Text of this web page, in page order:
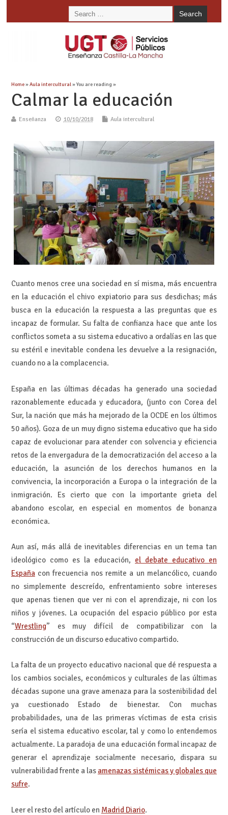
Home»Aula intercultural» You are reading »
Calmar la educación
Enseñanza 10/10/2018 Aula intercultural
Cuanto menos cree una sociedad en sí misma, más encuentra
en la educación el chivo expiatorio para sus desdichas; más
busca en la educación la respuesta a las preguntas que es
incapaz de formular. Su falta de confianza hace que ante los
conflictos someta a su sistema educativo a ordalías en las que
su estéril e inevitable condena les devuelve a la resignación,
cuando no a la complacencia.
España en las últimas décadas ha generado una sociedad
razonablemente educada y educadora, (junto con Corea del
Sur, la nación que más ha mejorado de la OCDE en los últimos
50 años). Goza de un muy digno sistema educativo que ha sido
capaz de evolucionar para atender con solvencia y eficiencia
retos de la envergadura de la democratización del acceso a la
educación, la asunción de los derechos humanos en la
convivencia, la incorporación a Europa o la integración de la
inmigración. Es cierto que con la importante grieta del
abandono escolar, en especial en momentos de bonanza
económica.
Aun así, más allá de inevitables diferencias en un tema tan
ideológico como es la educación, el debate educativo en
Españacon frecuencia nos remite a un melancólico, cuando
no simplemente descreído, enfrentamiento sobre intereses
que apenas tienen que ver ni con el aprendizaje, ni con los
niños y jóvenes. La ocupación del espacio público por esta
“Wrestling” es muy difícil de compatibilizar con la
construcción de un discurso educativo compartido.
La falta de un proyecto educativo nacional que dé respuesta a
los cambios sociales, económicos y culturales de las últimas
décadas supone una grave amenaza para la sostenibilidad del
ya cuestionado Estado de bienestar. Con muchas
probabilidades, una de las primeras víctimas de esta crisis
sería el sistema educativo escolar, tal y como lo entendemos
actualmente. La paradoja de una educación formal incapaz de
generar el aprendizaje socialmente necesario, dispara su
vulnerabilidad frente a las amenazas sistémicas y globales que
sufre.
Leer el resto del artículo en Madrid Diario.